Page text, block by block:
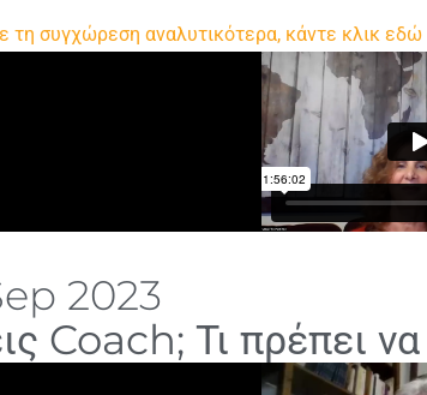
τη συγχώρεση αναλυτικότερα, κάντε κλικ εδώ
2023
Coach; Τι πρέπει